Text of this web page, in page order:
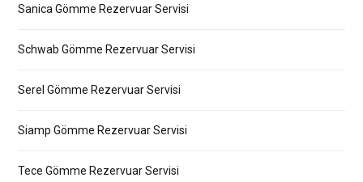
Sanica Gömme Rezervuar Servisi
Schwab Gömme Rezervuar Servisi
Serel Gömme Rezervuar Servisi
Siamp Gömme Rezervuar Servisi
Tece Gömme Rezervuar Servisi